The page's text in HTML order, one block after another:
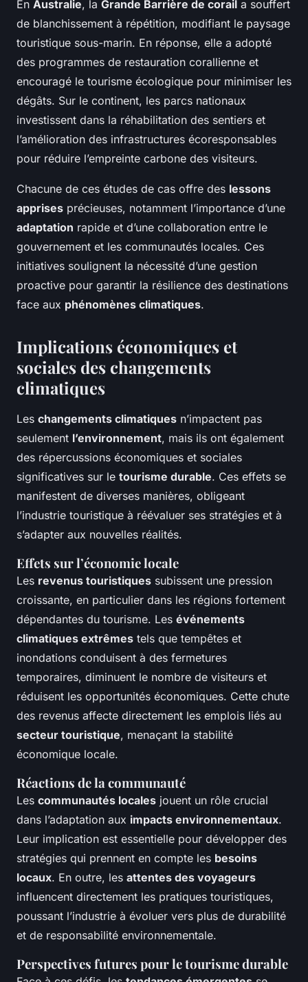
En Australie, la Grande Barrière de corail a souffert
de blanchissement à répétition, modifiant le paysage
touristique sous-marin. En réponse, elle a adopté
des programmes de restauration corallienne et
encouragé le tourisme écologique pour minimiser les
dégâts. Sur le continent, les parcs nationaux
investissent dans la réhabilitation des sentiers et
l’amélioration des infrastructures écoresponsables
pour réduire l’empreinte carbone des visiteurs.
Chacune de ces études de cas offre des lessons
apprises précieuses, notamment l’importance d’une
adaptation rapide et d’une collaboration entre le
gouvernement et les communautés locales. Ces
initiatives soulignent la nécessité d’une gestion
proactive pour garantir la résilience des destinations
face aux phénomènes climatiques.
Implications économiques et
sociales des changements
climatiques
Les changements climatiques n’impactent pas
seulement l’environnement, mais ils ont également
des répercussions économiques et sociales
significatives sur le tourisme durable. Ces effets se
manifestent de diverses manières, obligeant
l’industrie touristique à réévaluer ses stratégies et à
s’adapter aux nouvelles réalités.
Effets sur l’économie locale
Les revenus touristiques subissent une pression
croissante, en particulier dans les régions fortement
dépendantes du tourisme. Les événements
climatiques extrêmes tels que tempêtes et
inondations conduisent à des fermetures
temporaires, diminuent le nombre de visiteurs et
réduisent les opportunités économiques. Cette chute
des revenus affecte directement les emplois liés au
secteur touristique, menaçant la stabilité
économique locale.
Réactions de la communauté
Les communautés locales jouent un rôle crucial
dans l’adaptation aux impacts environnementaux.
Leur implication est essentielle pour développer des
stratégies qui prennent en compte les besoins
locaux. En outre, les attentes des voyageurs
influencent directement les pratiques touristiques,
poussant l’industrie à évoluer vers plus de durabilité
et de responsabilité environnementale.
Perspectives futures pour le tourisme durable